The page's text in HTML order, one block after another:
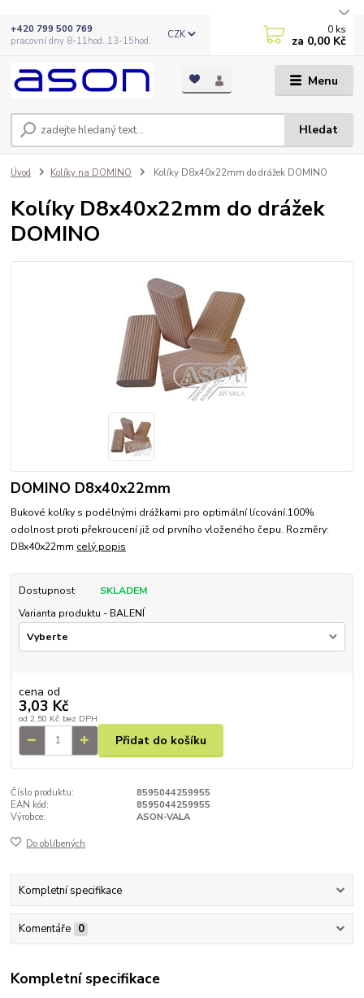
Menu
CZK
Hledat
+420 799 500 769
pracovní dny 8-11hod.,13-15hod.
0 ks
za 0,00 Kč
Úvod Kolíky na DOMINO Kolíky D8x40x22mm do drážek DOMINO
Kolíky D8x40x22mm do drážek
DOMINO
DOMINO D8x40x22mm
Bukové kolíky s podélnými drážkami pro optimální lícování.100%
odolnost proti překroucení již od prvního vloženého čepu. Rozměry:
D8x40x22mm celý popis
Dostupnost
SKLADEM
Varianta produktu - BALENÍ
cena od
3,03 Kč
od 2,50 Kč bez DPH
Přidat do košíku
Číslo produktu:
8595044259955
EAN kód:
8595044259955
Výrobce:
ASON-VALA
Do oblíbených
Kompletní specifikace
Komentáře 0
Kompletní specifikace